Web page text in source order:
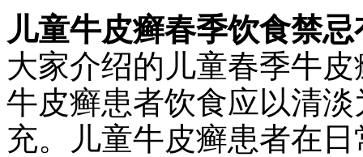
儿童牛皮癣春季饮食禁
大家介绍的儿童春季牛
牛皮癣患者饮食应以清
充。儿童牛皮癣患者在